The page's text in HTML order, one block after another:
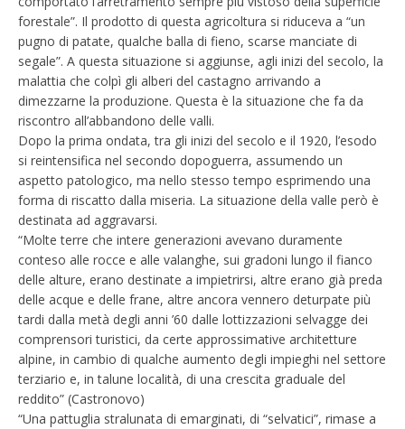
forestale”. Il prodotto di questa agricoltura si riduceva a “un
pugno di patate, qualche balla di fieno, scarse manciate di
segale”. A questa situazione si aggiunse, agli inizi del secolo, la
malattia che colpì gli alberi del castagno arrivando a
dimezzarne la produzione. Questa è la situazione che fa da
riscontro all’abbandono delle valli.
Dopo la prima ondata, tra gli inizi del secolo e il 1920, l’esodo
si reintensifica nel secondo dopoguerra, assumendo un
aspetto patologico, ma nello stesso tempo esprimendo una
forma di riscatto dalla miseria. La situazione della valle però è
destinata ad aggravarsi.
“Molte terre che intere generazioni avevano duramente
conteso alle rocce e alle valanghe, sui gradoni lungo il fianco
delle alture, erano destinate a impietrirsi, altre erano già preda
delle acque e delle frane, altre ancora vennero deturpate più
tardi dalla metà degli anni ’60 dalle lottizzazioni selvagge dei
comprensori turistici, da certe approssimative architetture
alpine, in cambio di qualche aumento degli impieghi nel settore
terziario e, in talune località, di una crescita graduale del
reddito” (Castronovo)
“Una pattuglia stralunata di emarginati, di “selvatici”, rimase a